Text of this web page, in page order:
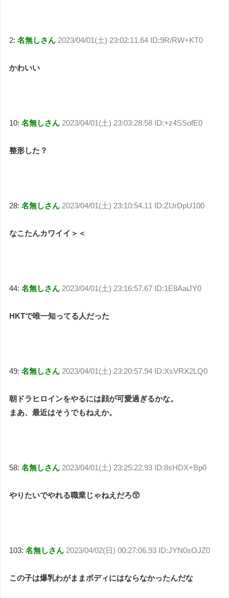
2:名無しさん 2023/04/01(土) 23:02:11.64 ID:9R/RW+KT0
かわいい
10:名無しさん 2023/04/01(土) 23:03:28.58 ID:+z4SSofE0
整形した？
28:名無しさん 2023/04/01(土) 23:10:54.11 ID:ZUrDpU100
なこたんカワイイ＞＜
44:名無しさん 2023/04/01(土) 23:16:57.67 ID:1E8AaiJY0
HKTで唯一知ってる人だった
49:名無しさん 2023/04/01(土) 23:20:57.94 ID:XsVRX2LQ0
朝ドラヒロインをやるには顔が可愛過ぎるかな。
まあ、最近はそうでもねえか。
58:名無しさん 2023/04/01(土) 23:25:22.93 ID:8sHDX+Bp0
やりたいでやれる職業じゃねえだろ😙
103:名無しさん 2023/04/02(日) 00:27:06.93 ID:JYN0sOJZ0
この子は爆乳わがままボディにはならなかったんだな